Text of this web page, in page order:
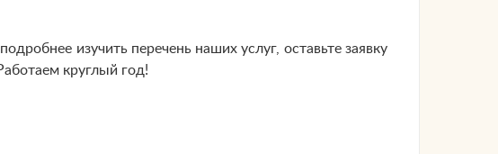
изучить перечень наших услуг, оставьте заявку
круглый год!